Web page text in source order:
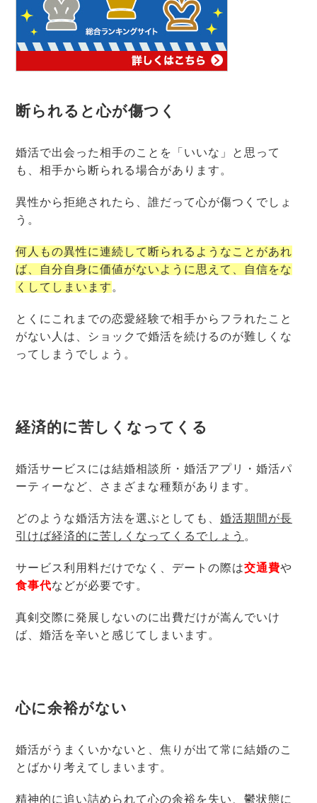
断られると心が傷つく
婚活で出会った相手のことを「いいな」と思って
も、相手から断られる場合があります。
異性から拒絶されたら、誰だって心が傷つくでしょ
う。
何人もの異性に連続して断られるようなことがあれ
ば、自分自身に価値がないように思えて、自信をな
くしてしまいます 。
とくにこれまでの恋愛経験で相手からフラれたこと
がない人は、ショックで婚活を続けるのが難しくな
ってしまうでしょう。
経済的に苦しくなってくる
婚活サービスには結婚相談所・婚活アプリ・婚活パ
ーティーなど、さまざまな種類があります。
どのような婚活方法を選ぶとしても、 婚活期間が長
引けば経済的に苦しくなってくるでしょう 。
サービス利用料だけでなく、デートの際は交通費や
食事代などが必要です。
真剣交際に発展しないのに出費だけが嵩んでいけ
ば、婚活を辛いと感じてしまいます。
心に余裕がない
婚活がうまくいかないと、焦りが出て常に結婚のこ
とばかり考えてしまいます。
精神的に追い詰められて心の余裕を失い、鬱状態に